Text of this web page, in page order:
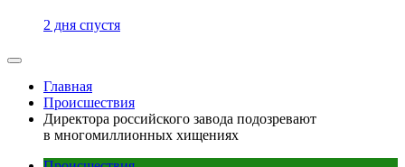
2 дня спустя
Главная
Происшествия
Директора российского завода подозревают
в многомиллионных хищениях